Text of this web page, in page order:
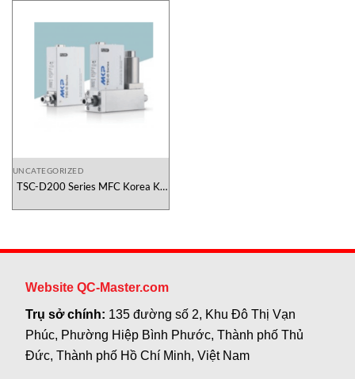
UNCATEGORIZED
TSC-D200 Series MFC Korea Kỹ
Website QC-Master.com
Trụ sở chính: 135 đường số 2, Khu Đô Thị Vạn
Phúc, Phường Hiệp Bình Phước, Thành phố Thủ
Đức, Thành phố Hồ Chí Minh, Việt Nam